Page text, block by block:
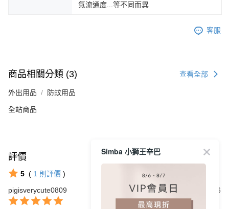
氣流通度...等不同而異
客服
商品相關分類 (3) 查看全部
外出用品 防蚊用品
全站商品
評價 查看全部
5 ( 1 則評價 )
pigisverycute0809
2023/04/16
Simba 小獅王辛巴